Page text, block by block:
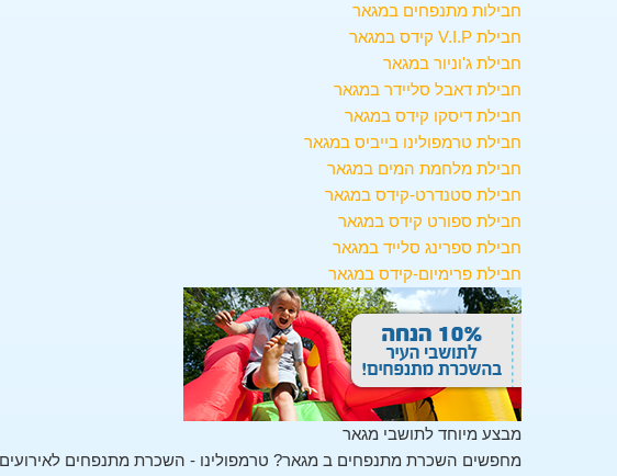
חבילות מתנפחים במגאר
חבילת V.I.P קידס במגאר
חבילת ג'וניור במגאר
חבילת דאבל סליידר במגאר
חבילת דיסקו קידס במגאר
חבילת טרמפולינו בייביס במגאר
חבילת מלחמת המים במגאר
חבילת סטנדרט-קידס במגאר
חבילת ספורט קידס במגאר
חבילת ספרינג סלייד במגאר
חבילת פרימיום-קידס במגאר
מבצע מיוחד לתושבי מגאר
מחפשים השכרת מתנפחים ב מגאר? טרמפולינו - השכרת מתנפחים